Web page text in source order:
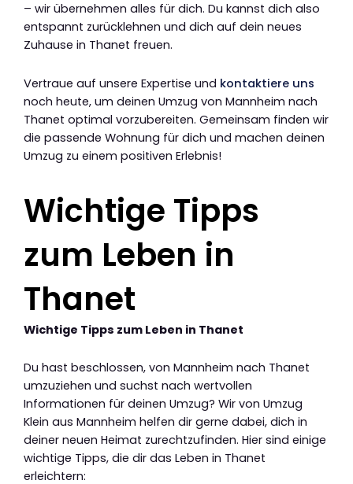
– wir übernehmen alles für dich. Du kannst dich also
entspannt zurücklehnen und dich auf dein neues
Zuhause in Thanet freuen.
Vertraue auf unsere Expertise und kontaktiere uns
noch heute, um deinen Umzug von Mannheim nach
Thanet optimal vorzubereiten. Gemeinsam finden wir
die passende Wohnung für dich und machen deinen
Umzug zu einem positiven Erlebnis!
Wichtige Tipps
zum Leben in
Thanet
Wichtige Tipps zum Leben in Thanet
Du hast beschlossen, von Mannheim nach Thanet
umzuziehen und suchst nach wertvollen
Informationen für deinen Umzug? Wir von Umzug
Klein aus Mannheim helfen dir gerne dabei, dich in
deiner neuen Heimat zurechtzufinden. Hier sind einige
wichtige Tipps, die dir das Leben in Thanet
erleichtern: